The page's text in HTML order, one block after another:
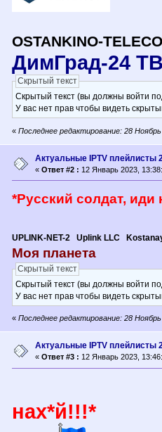
OSTANKINO-
ДимГрад-24
Скрытый текст
Скрытый текст (вы должны войти
У вас нет прав чтобы видеть
«Последнее редактирование: 28
Актуальные IPTV плейлисты
« Ответ #2 : 12 Январь 2023,
*Русский солдат, иди
UPLINK-NET-2 Uplink LLC
Моя планета
Скрытый текст
Скрытый текст (вы должны войти
У вас нет прав чтобы видеть
«Последнее редактирование: 28
Актуальные IPTV плейлисты
« Ответ #3 : 12 Январь 2023,
нах*й!!!*